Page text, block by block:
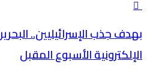
بهدف جذب الإسرائيليين..
الإلكترونية الأسبوع المقبل